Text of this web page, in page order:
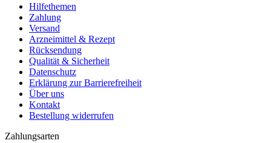
Hilfethemen
Zahlung
Versand
Arzneimittel & Rezept
Rücksendung
Qualität & Sicherheit
Datenschutz
Erklärung zur Barrierefreiheit
Über uns
Kontakt
Bestellung widerrufen
Zahlungsarten